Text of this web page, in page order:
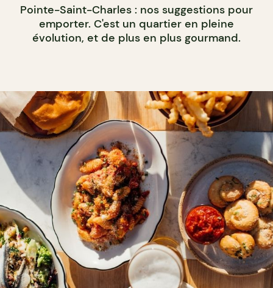
Pointe-Saint-Charles : nos suggestions pour
emporter. C'est un quartier en pleine
évolution, et de plus en plus gourmand.